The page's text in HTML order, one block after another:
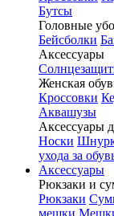
Бутсы
Головные
Бейсболки
Аксессуары
Женская
Кроссовки
Аквашузы
Аксессуары
Носки
ухода за
Аксессуары
Рюкзаки и
Рюкзаки